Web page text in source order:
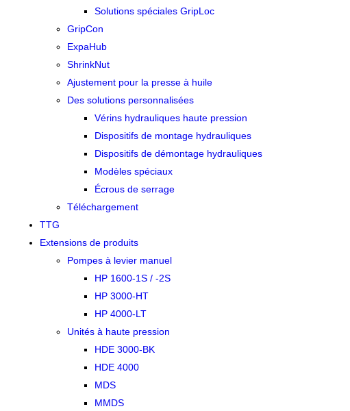
Solutions spéciales GripLoc
GripCon
ExpaHub
ShrinkNut
Ajustement pour la presse à huile
Des solutions personnalisées
Vérins hydrauliques haute pression
Dispositifs de montage hydrauliques
Dispositifs de démontage hydrauliques
Modèles spéciaux
Écrous de serrage
Téléchargement
TTG
Extensions de produits
Pompes à levier manuel
HP 1600-1S / -2S
HP 3000-HT
HP 4000-LT
Unités à haute pression
HDE 3000-BK
HDE 4000
MDS
MMDS